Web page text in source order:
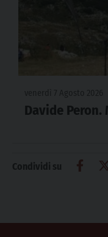
Davide
Condividi su